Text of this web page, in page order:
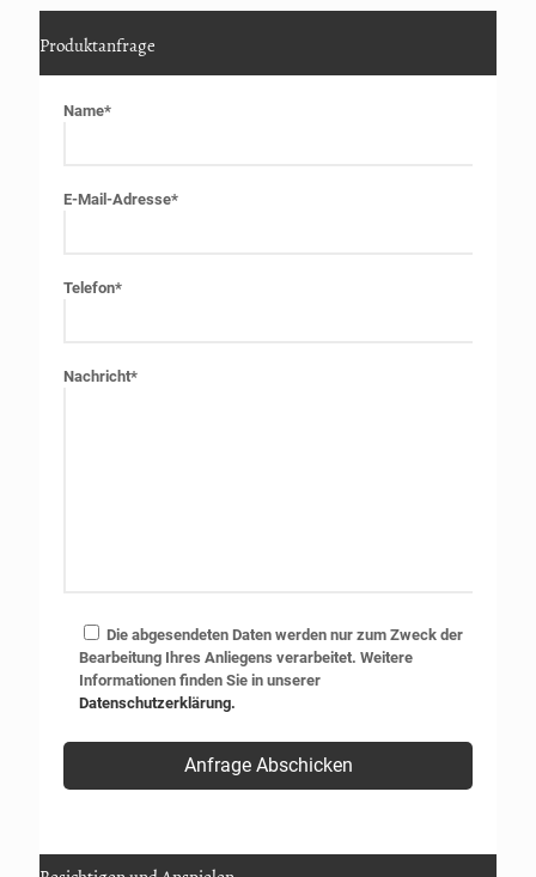
Produktanfrage
Name*
E-Mail-Adresse*
Telefon*
Nachricht*
Die abgesendeten Daten werden nur zum Zweck der
Bearbeitung Ihres Anliegens verarbeitet. Weitere
Informationen finden Sie in unserer
Datenschutzerklärung.